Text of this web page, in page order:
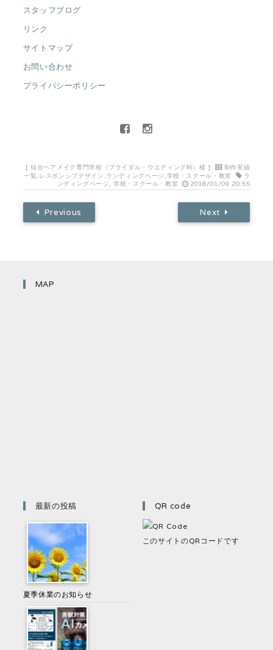
スタッフブログ
リンク
サイトマップ
お問い合わせ
プライバシーポリシー
[仙台ヘアメイク専門学校（ブライダル・ウエディング科）様 ]
制作実績
一覧, レスポンシブデザイン ,ランディングページ ,学校・スクール・教室
ラ
ンディングページ , 学校・スクール・教室 2018/01/09 20:55
Previous Next
MAP
最新の投稿
夏季休業のお知らせ
QR code
このサイトのQRコードです